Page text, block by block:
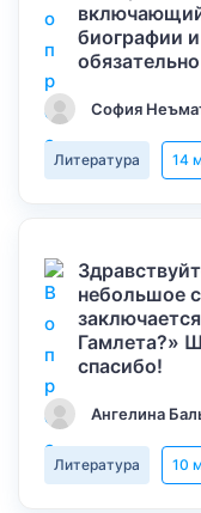
биографии
София
Литература 14
небольшое
Гамлета?»
спасибо!
Ангелина
Литература 10